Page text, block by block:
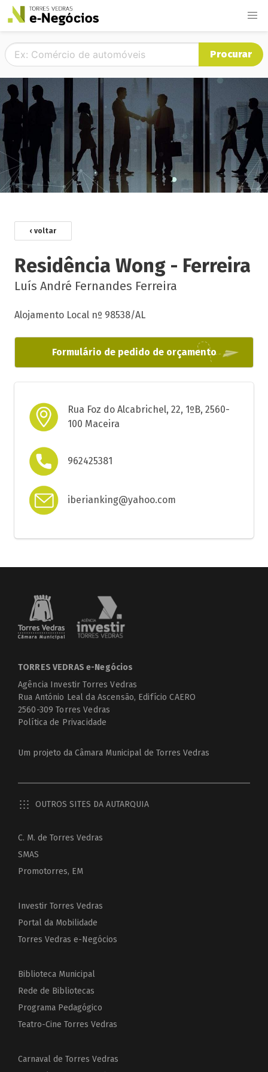
Procurar
‹ voltar
Residência Wong - Ferreira
Luís André Fernandes Ferreira
Alojamento Local nº 98538/AL
Formulário de pedido de orçamento
Rua Foz do Alcabrichel, 22, 1ºB, 2560-
100 Maceira
962425381
iberianking@yahoo.com
TORRES VEDRAS e-Negócios
Agência Investir Torres Vedras
Rua António Leal da Ascensão, Edifício CAERO
2560-309 Torres Vedras
Política de Privacidade
Um projeto da Câmara Municipal de Torres Vedras
OUTROS SITES DA AUTARQUIA
C. M. de Torres Vedras
SMAS
Promotorres, EM
Investir Torres Vedras
Portal da Mobilidade
Torres Vedras e-Negócios
Biblioteca Municipal
Rede de Bibliotecas
Programa Pedagógico
Teatro-Cine Torres Vedras
Carnaval de Torres Vedras